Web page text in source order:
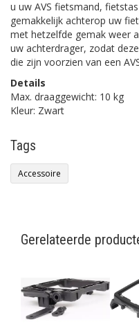
u uw AVS fietsmand,
gemakkelijk achterop uw
met hetzelfde gemak weer
uw achterdrager, zodat
die zijn voorzien van een
Details
Max. draaggewicht: 10 kg
Kleur: Zwart
Tags
Accessoire
Gerelateerde